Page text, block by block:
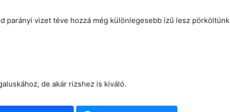
parányi vizet téve hozzá még különlegesebb ízű lesz pörköltünk
de akár rizshez is kiváló.